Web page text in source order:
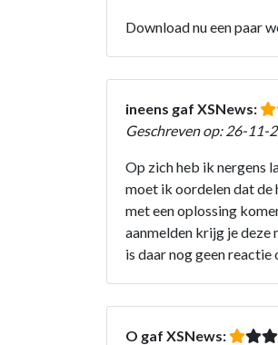
Download nu een paar
ineens gaf XSNews:
Geschreven op: 26-11-
Op zich heb ik nergens
moet ik oordelen dat de
met een oplossing
aanmelden krijg je deze
is daar nog geen reactie
O gaf XSNews: